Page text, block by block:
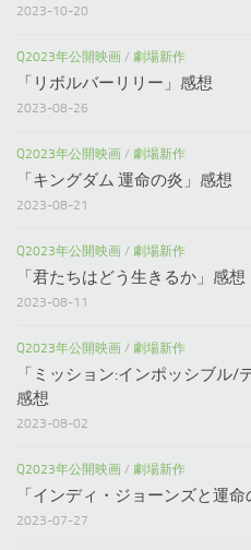
2023-10-20
Q2023年公開映画 / 劇場新作
「リボルバーリリー」感想
2023-08-26
Q2023年公開映画 / 劇場新作
「キングダム 運命の炎」感想
2023-08-21
Q2023年公開映画 / 劇場新作
「君たちはどう生きるか」感想
2023-08-11
Q2023年公開映画 / 劇場新作
「ミッション:インポッシブル/
感想
2023-08-02
Q2023年公開映画 / 劇場新作
「インディ・ジョーンズと運
2023-07-27